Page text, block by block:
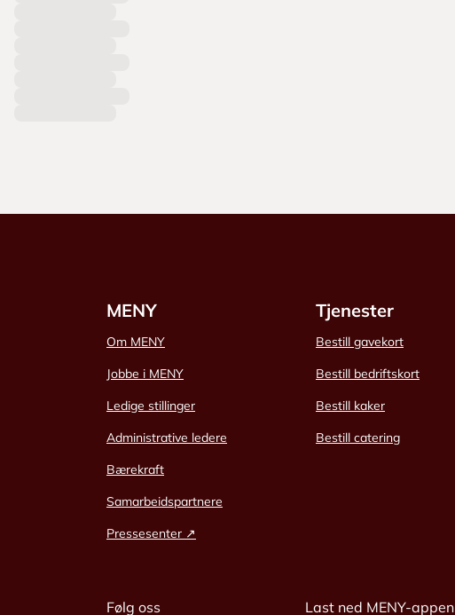
MENY
Om MENY
Jobbe i MENY
Ledige stillinger
Administrative ledere
Bærekraft
Samarbeidspartnere
Pressesenter ↗
Tjenester
Bestill gavekort
Bestill bedriftskort
Bestill kaker
Bestill catering
Følg oss Last ned MENY-appen